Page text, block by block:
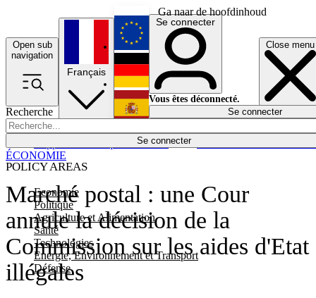
Ga naar de hoofdinhoud
Open sub
navigation
Close menu
Recherche
Se connecter
POLICY AREAS
Economie
Politique
Agriculture et Alimentation
Santé
Technologies
Energie, Environnement et Transport
Défense
Économie
Français
English
Deutsch
Español
Se connecter
Vous êtes déconnecté.
Se connecter
Marché postal : une Cour
annule la décision de la
Commission sur les aides d'Etat
illégales
ÉCONOMIE